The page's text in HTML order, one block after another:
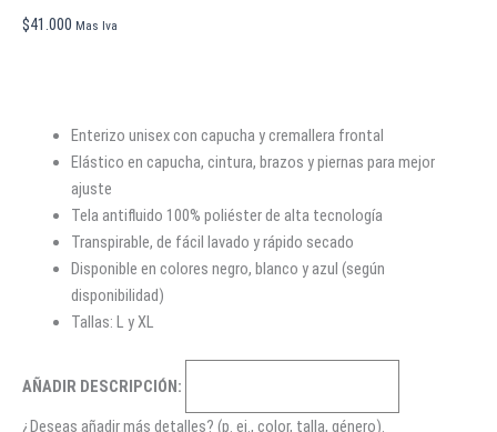
$41.000 Mas Iva
Enterizo unisex con capucha y cremallera frontal
Elástico en capucha, cintura, brazos y piernas para mejor
ajuste
Tela antifluido 100% poliéster de alta tecnología
Transpirable, de fácil lavado y rápido secado
Disponible en colores negro, blanco y azul (según
disponibilidad)
Tallas: L y XL
AÑADIR DESCRIPCIÓN:
¿Deseas añadir más detalles? (p. ej., color, talla, género).